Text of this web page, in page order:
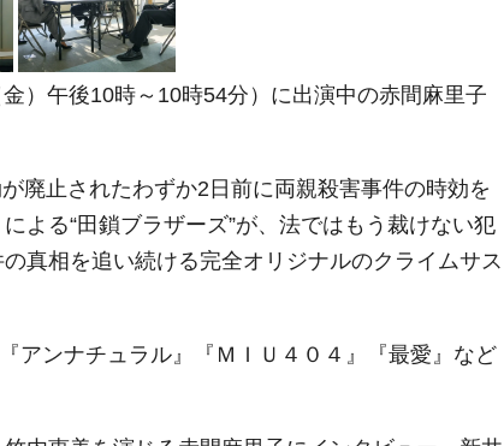
）午後10時～10時54分）に出演中の赤間麻里子
廃止されたわずか2日前に両親殺害事件の時効を
よる“田鎖ブラザーズ”が、法ではもう裁けない犯
真相を追い続ける完全オリジナルのクライムサス
アンナチュラル』『ＭＩＵ４０４』『最愛』など